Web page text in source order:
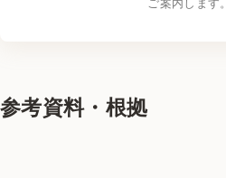
参考資料・根拠